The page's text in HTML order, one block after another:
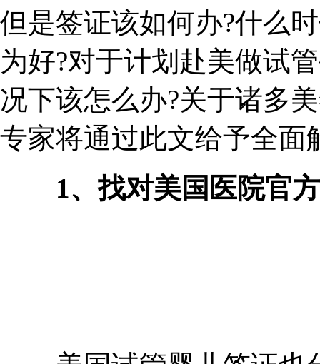
但是签证该如何办?什么
为好?对于计划赴美做试
况下该怎么办?关于诸多
专家将通过此文给予全面
1、找对美国医院官